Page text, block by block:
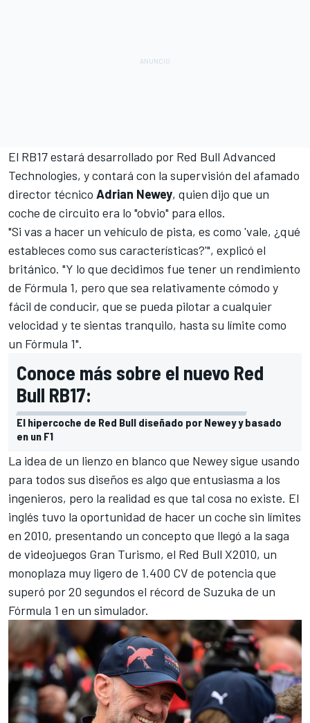
El RB17 estará desarrollado por Red Bull Advanced
Technologies, y contará con la supervisión del afamado
director técnico Adrian Newey, quien dijo que un
coche de circuito era lo "obvio" para ellos.
"Si vas a hacer un vehículo de pista, es como 'vale, ¿qué
estableces como sus características?'", explicó el
británico. "Y lo que decidimos fue tener un rendimiento
de Fórmula 1, pero que sea relativamente cómodo y
fácil de conducir, que se pueda pilotar a cualquier
velocidad y te sientas tranquilo, hasta su límite como
un Fórmula 1".
Conoce más sobre el nuevo Red
Bull RB17:
El hipercoche de Red Bull diseñado por Newey y basado
en un F1
La idea de un lienzo en blanco que Newey sigue usando
para todos sus diseños es algo que entusiasma a los
ingenieros, pero la realidad es que tal cosa no existe. El
inglés tuvo la oportunidad de hacer un coche sin límites
en 2010, presentando un concepto que llegó a la saga
de videojuegos Gran Turismo, el Red Bull X2010, un
monoplaza muy ligero de 1.400 CV de potencia que
superó por 20 segundos el récord de Suzuka de un
Fórmula 1 en un simulador.